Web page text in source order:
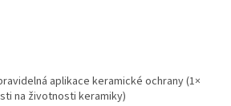
pravidelná aplikace keramické ochrany (1×
na životnosti keramiky)